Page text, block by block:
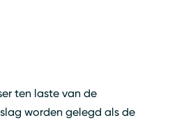
ten laste van de
worden gelegd als de